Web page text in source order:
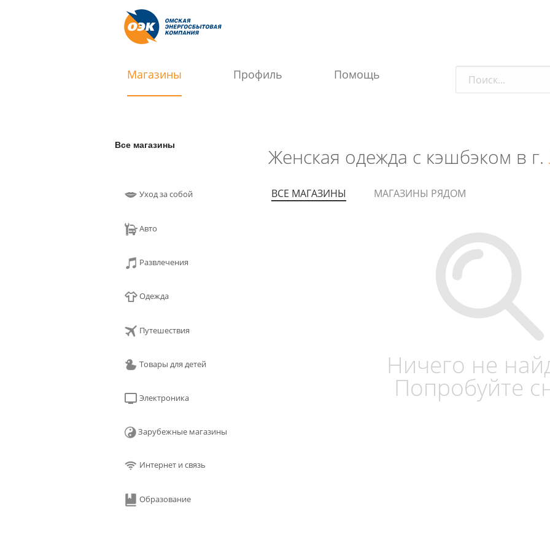
Магазины Профиль Помощь
Все магазины
Уход за собой
Авто
Развлечения
Одежда
Путешествия
Товары для детей
Электроника
Зарубежные магазины
Интернет и связь
Образование
Женская одежда с кэшбэком в г.
ВСЕ МАГАЗИНЫ МАГАЗИНЫ РЯДОМ
Ничего не
Попробуйте